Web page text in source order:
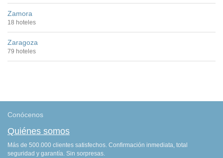
Zamora
18 hoteles
Zaragoza
79 hoteles
Conócenos
Quiénes somos
Más de 500.000 clientes satisfechos. Confirmación inmediata, total
seguridad y garantía. Sin sorpresas.